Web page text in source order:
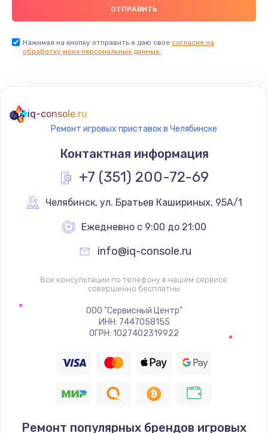
Заказать
Замена термостата
1200 руб.
Заказать
Замена реле
700 руб.
Заказать
Замена ТЭНа
Заказать
Замена шнура
Нажимая на кнопку отправить я даю свое согласие на
обработку моих персональных данных.
iq-console.ru
Ремонт игровых приставок в Челябинске
Контактная информация
+7 (351) 200-72-69
Челябинск, ул. Братьев Кашириных, 95А/1
Ежедневно с 9:00 до 21:00
info@iq-console.ru
Все консультации по телефону в нашем сервисе
совершенно бесплатны
ООО "Сервисный Центр"
ИНН: 7447058155
ОГРН: 1027402319922
Ремонт популярных брендов игровых